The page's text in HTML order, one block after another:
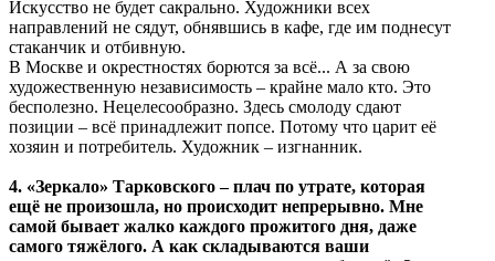
Искусство не будет сакрально. Художники всех
направлений не сядут, обнявшись в кафе, где им поднесут
стаканчик и отбивную.
В Москве и окрестностях борются за всё... А за свою
художественную независимость – крайне мало кто. Это
бесполезно. Нецелесообразно. Здесь смолоду сдают
позиции – всё принадлежит попсе. Потому что царит её
хозяин и потребитель. Художник – изгнанник.
4. «Зеркало» Тарковского – плач по утрате, которая
ещё не произошла, но происходит непрерывно. Мне
самой бывает жалко каждого прожитого дня, даже
самого тяжёлого. А как складываются ваши